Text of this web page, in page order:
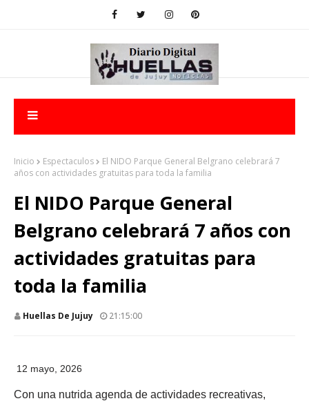
Inicio Espectaculos
El NIDO Parque General Belgrano celebrará 7
años con actividades gratuitas para toda la familia
El NIDO Parque General
Belgrano celebrará 7 años con
actividades gratuitas para
toda la familia
Huellas De Jujuy 21:15:00
12 mayo, 2026
Con una nutrida agenda de actividades recreativas,